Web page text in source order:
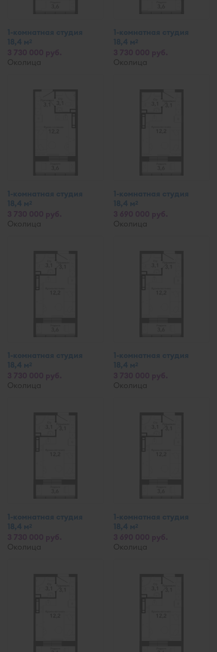
1-комнатная студия
18,4 м2
Околица
1-комнатная студия
18,4 м2
Околица
1-комнатная студия
18,4 м2
Околица
1-комнатная студия
18,4 м2
Околица
1-комнатная студия
18,4 м2
Околица
1-комнатная студия
18,4 м2
Околица
1-комнатная студия
18,4 м2
Околица
1-комнатная студия
18,4 м2
Околица